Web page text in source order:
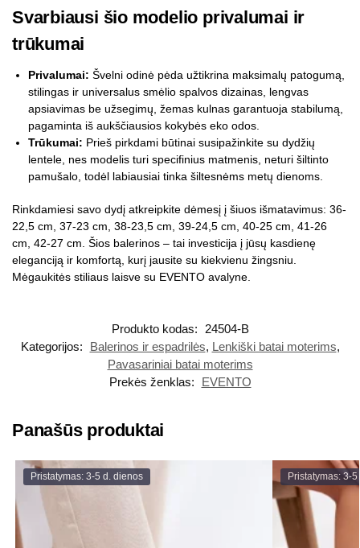
Svarbiausi šio modelio privalumai ir
trūkumai
Privalumai: Švelni odinė pėda užtikrina maksimalų patogumą,
stilingas ir universalus smėlio spalvos dizainas, lengvas
apsiavimas be užsegimų, žemas kulnas garantuoja stabilumą,
pagaminta iš aukščiausios kokybės eko odos.
Trūkumai: Prieš pirkdami būtinai susipažinkite su dydžių
lentele, nes modelis turi specifinius matmenis, neturi šiltinto
pamušalo, todėl labiausiai tinka šiltesnėms metų dienoms.
Rinkdamiesi savo dydį atkreipkite dėmesį į šiuos išmatavimus: 36-
22,5 cm, 37-23 cm, 38-23,5 cm, 39-24,5 cm, 40-25 cm, 41-26
cm, 42-27 cm. Šios balerinos – tai investicija į jūsų kasdienę
eleganciją ir komfortą, kurį jausite su kiekvienu žingsniu.
Mėgaukitės stiliaus laisve su EVENTO avalyne.
Produkto kodas:
24504-B
Kategorijos:
Balerinos ir espadrilės, Lenkiški batai moterims,
Pavasariniai batai moterims
Prekės ženklas:
EVENTO
Panašūs produktai
Pristatymas: 3-5 d. dienos Pristatymas: 3-